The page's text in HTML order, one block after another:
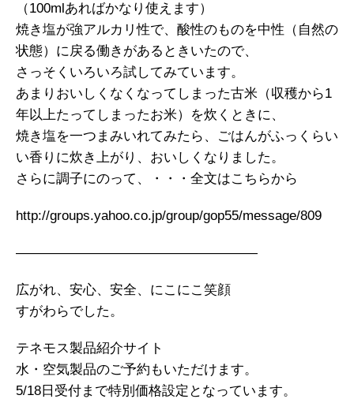
（100mlあればかなり使えます）
焼き塩が強アルカリ性で、酸性のものを中性（自然の
状態）に戻る働きがあるときいたので、
さっそくいろいろ試してみています。
あまりおいしくなくなってしまった古米（収穫から1
年以上たってしまったお米）を炊くときに、
焼き塩を一つまみいれてみたら、ごはんがふっくらい
い香りに炊き上がり、おいしくなりました。
さらに調子にのって、・・・全文はこちらから
http://groups.yahoo.co.jp/group/gop55/message/809
——————————————————
広がれ、安心、安全、にこにこ笑顔
すがわらでした。
テネモス製品紹介サイト
水・空気製品のご予約もいただけます。
5/18日受付まで特別価格設定となっています。